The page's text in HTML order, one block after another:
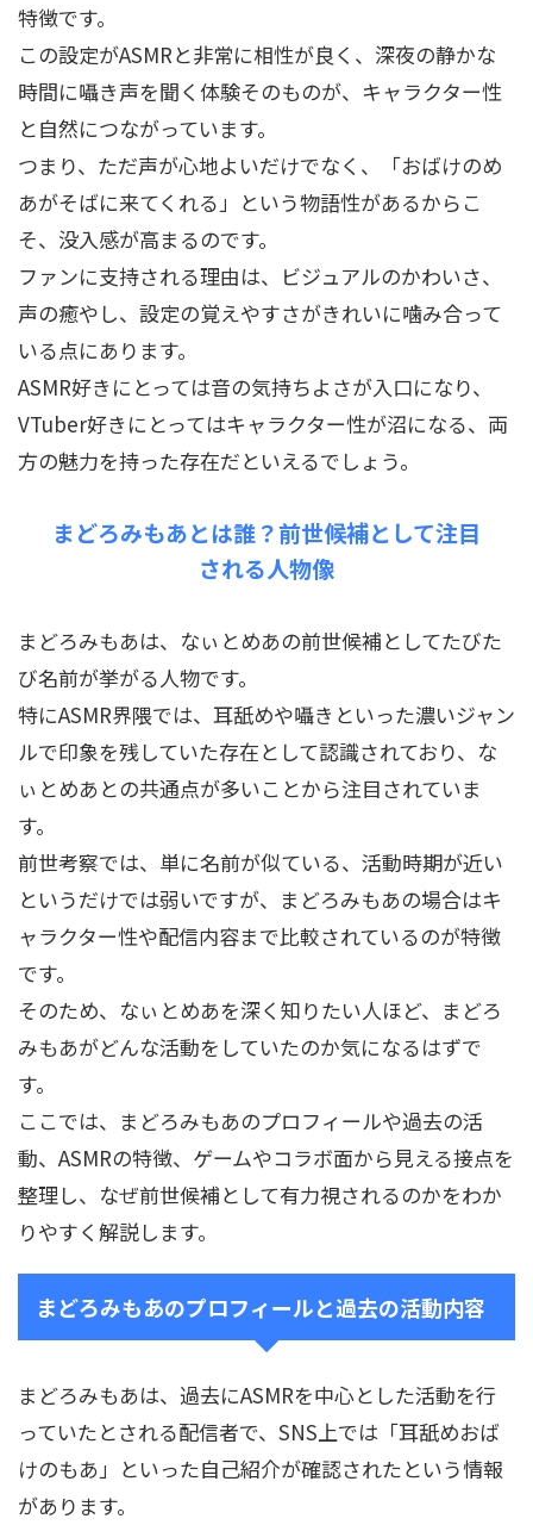
特徴です。
この設定がASMRと非常に相性が良く、深夜の静かな
時間に囁き声を聞く体験そのものが、キャラクター性
と自然につながっています。
つまり、ただ声が心地よいだけでなく、「おばけのめ
あがそばに来てくれる」という物語性があるからこ
そ、没入感が高まるのです。
ファンに支持される理由は、ビジュアルのかわいさ、
声の癒やし、設定の覚えやすさがきれいに噛み合って
いる点にあります。
ASMR好きにとっては音の気持ちよさが入口になり、
VTuber好きにとってはキャラクター性が沼になる、両
方の魅力を持った存在だといえるでしょう。
まどろみもあとは誰？前世候補として注目
される人物像
まどろみもあは、なぃとめあの前世候補としてたびた
び名前が挙がる人物です。
特にASMR界隈では、耳舐めや囁きといった濃いジャン
ルで印象を残していた存在として認識されており、な
ぃとめあとの共通点が多いことから注目されていま
す。
前世考察では、単に名前が似ている、活動時期が近い
というだけでは弱いですが、まどろみもあの場合はキ
ャラクター性や配信内容まで比較されているのが特徴
です。
そのため、なぃとめあを深く知りたい人ほど、まどろ
みもあがどんな活動をしていたのか気になるはずで
す。
ここでは、まどろみもあのプロフィールや過去の活
動、ASMRの特徴、ゲームやコラボ面から見える接点を
整理し、なぜ前世候補として有力視されるのかをわか
りやすく解説します。
まどろみもあのプロフィールと過去の活動内容
まどろみもあは、過去にASMRを中心とした活動を行
っていたとされる配信者で、SNS上では「耳舐めおば
けのもあ」といった自己紹介が確認されたという情報
があります。